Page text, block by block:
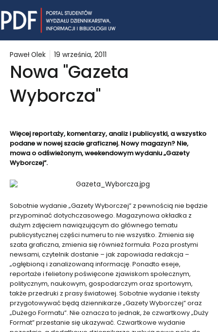
to
content
Paweł Olek 19 września, 2011
Nowa "Gazeta
Wyborcza"
Więcej reportaży, komentarzy, analiz i publicystki, a wszystko
podane w nowej szacie graficznej. Nowy magazyn? Nie,
mowa o odświeżonym, weekendowym wydaniu „Gazety
Wyborczej”.
Sobotnie wydanie „Gazety Wyborczej” z pewnością nie będzie
przypominać dotychczasowego. Magazynowa okładka z
dużym zdjęciem nawiązującym do głównego tematu
publicystycznej części numeru to nie wszystko. Zmienia się
szata graficzna, zmienia się również formuła. Poza prostymi
newsami, czytelnik dostanie – jak zapowiada redakcja –
„ogłębioną i zanalizowaną informację. Ponadto eseje,
reportaże i felietony poświęcone zjawiskom społecznym,
politycznym, naukowym, gospodarczym oraz sportowym,
także przedruki z prasy światowej. Sobotnie wydanie i teksty
przygotowywać będą dziennikarze „Gazety Wyborczej” oraz
„Dużego Formatu”. Nie oznacza to jednak, że czwartkowy „Duży
Format” przestanie się ukazywać. Czwartkowe wydanie